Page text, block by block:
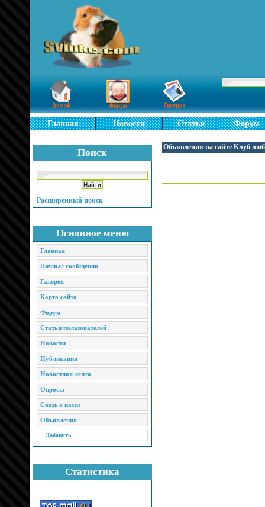
Главная Новости Статьи Форум
Поиск
Расширенный поиск
Основное меню
Главная
Личные сообщения
Галерея
Карта сайта
Форум
Статьи пользователей
Новости
Публикации
Новостная лента
Опросы
Связь с нами
Объявления
Добавить
Статистика
Объявления на сайте Клуб